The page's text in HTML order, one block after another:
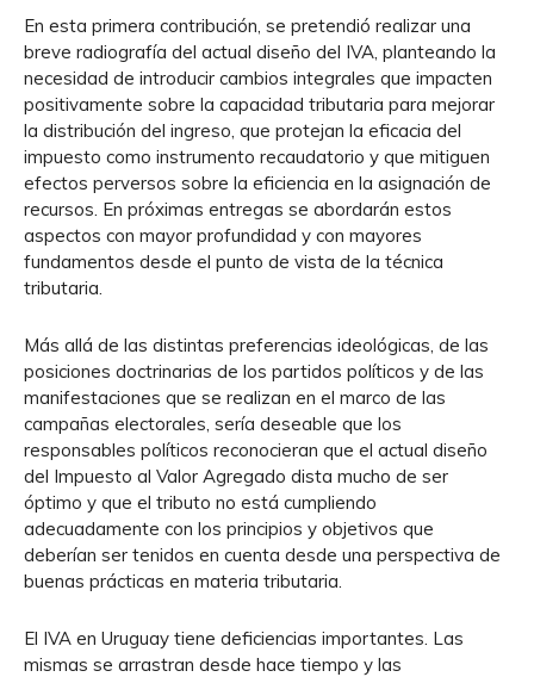
En esta primera contribución, se pretendió realizar una
breve radiografía del actual diseño del IVA, planteando la
necesidad de introducir cambios integrales que impacten
positivamente sobre la capacidad tributaria para mejorar
la distribución del ingreso, que protejan la eficacia del
impuesto como instrumento recaudatorio y que mitiguen
efectos perversos sobre la eficiencia en la asignación de
recursos. En próximas entregas se abordarán estos
aspectos con mayor profundidad y con mayores
fundamentos desde el punto de vista de la técnica
tributaria.
Más allá de las distintas preferencias ideológicas, de las
posiciones doctrinarias de los partidos políticos y de las
manifestaciones que se realizan en el marco de las
campañas electorales, sería deseable que los
responsables políticos reconocieran que el actual diseño
del Impuesto al Valor Agregado dista mucho de ser
óptimo y que el tributo no está cumpliendo
adecuadamente con los principios y objetivos que
deberían ser tenidos en cuenta desde una perspectiva de
buenas prácticas en materia tributaria.
El IVA en Uruguay tiene deficiencias importantes. Las
mismas se arrastran desde hace tiempo y las